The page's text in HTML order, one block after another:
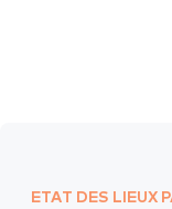
ETAT DES LIEUX